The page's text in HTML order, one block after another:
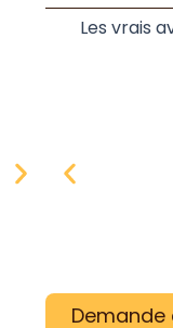
Les vrais
Demande